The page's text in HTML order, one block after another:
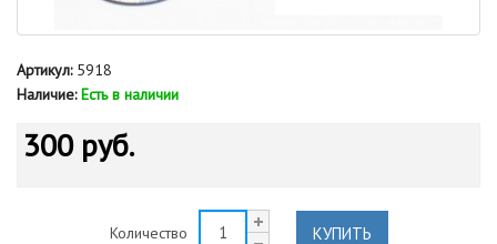
Артикул:5918
Наличие: Есть в наличии
300 руб.
Количество КУПИТЬ